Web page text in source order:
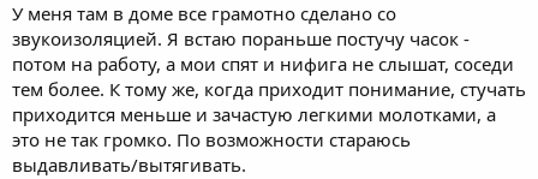
У меня там в доме все грамотно сделано со
звукоизоляцией. Я встаю пораньше постучу часок -
потом на работу, а мои спят и нифига не слышат, соседи
тем более. К тому же, когда приходит понимание, стучать
приходится меньше и зачастую легкими молотками, а
это не так громко. По возможности стараюсь
выдавливать/вытягивать.